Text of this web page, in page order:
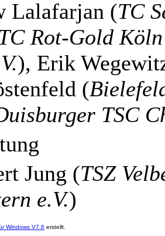
Lalafarjan (TC
Rot-Gold Köln
), Erik
(
TSC
Jung (TSZ
e.V.)
Windows V7.6 erstellt.